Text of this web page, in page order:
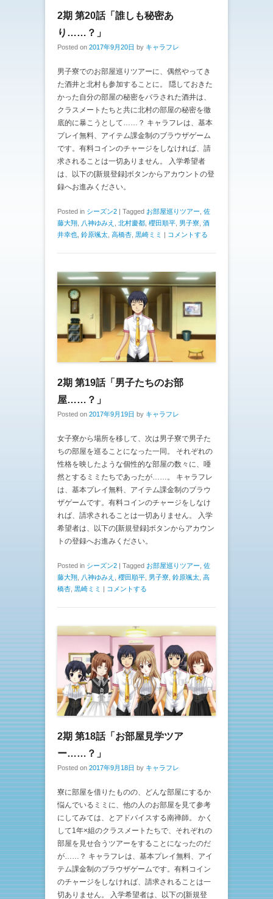
2期 第20話「誰しも秘密あ
り……？」
Posted on 2017年9月20日 by キャラフレ
男子寮でのお部屋巡りツアーに、偶然やってき
た酒井と北村も参加することに。 隠しておきた
かった自分の部屋の秘密をバラされた酒井は、
クラスメートたちと共に北村の部屋の秘密を徹
底的に暴こうとして……？ キャラフレは、基本
プレイ無料、アイテム課金制のブラウザゲーム
です。有料コインのチャージをしなければ、請
求されることは一切ありません。 入学希望者
は、以下の[新規登録]ボタンからアカウントの登
録へお進みください。
Posted in シーズン2 Tagged お部屋巡りツアー 佐
藤大翔
八神ゆみえ 北村慶都 櫻田順平 男子寮 酒
井幸也 鈴原颯太 高橋杏 黒崎ミミ コメントする
2期 第19話「男子たちのお部
屋……？」
Posted on 2017年9月19日 by キャラフレ
女子寮から場所を移して、次は男子寮で男子た
ちの部屋を巡ることになった一同。 それぞれの
性格を映したような個性的な部屋の数々に、唖
然とするミミたちであったが……。 キャラフレ
は、基本プレイ無料、アイテム課金制のブラウ
ザゲームです。有料コインのチャージをしなけ
れば、請求されることは一切ありません。 入学
希望者は、以下の[新規登録]ボタンからアカウン
トの登録へお進みください。
Posted in シーズン2 | Tagged お部屋巡りツアー 佐
藤大翔
八神ゆみえ 櫻田順平 男子寮 鈴原颯太 高
橋杏 黒崎ミミ | コメントする
2期 第18話「お部屋見学ツア
ー……？」
Posted on 2017年9月18日 by キャラフレ
寮に部屋を借りたものの、どんな部屋にするか
悩んでいるミミに、他の人のお部屋を見て参考
にしてみては、とアドバイスする南禅師。 かく
して1年×組のクラスメートたちで、それぞれの
部屋を見せ合うツアーをすることになったのだ
が……？ キャラフレは、基本プレイ無料、アイ
テム課金制のブラウザゲームです。有料コイン
のチャージをしなければ、請求されることは一
切ありません。 入学希望者は、以下の[新規登